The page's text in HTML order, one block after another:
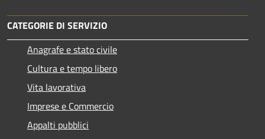
CATEGORIE DI SERVIZIO
Anagrafe e stato civile
Cultura e tempo libero
Vita lavorativa
Imprese e Commercio
Appalti pubblici